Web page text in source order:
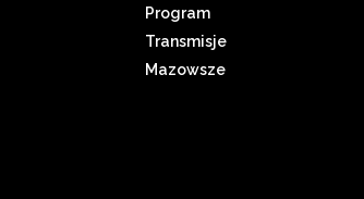
Program
Transmisje
Mazowsze